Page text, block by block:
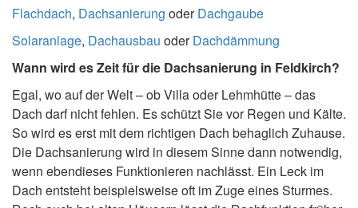
Flachdach, Dachsanierung oderDachgaube
Solaranlage, Dachausbau oderDachdämmung
Wann wird es Zeit für die Dachsanierung in Feldkirch?
Egal, wo auf der Welt – ob Villa oder Lehmhütte – das
Dach darf nicht fehlen. Es schützt Sie vor Regen und Kälte.
So wird es erst mit dem richtigen Dach behaglich Zuhause.
Die Dachsanierung wird in diesem Sinne dann notwendig,
wenn ebendieses Funktionieren nachlässt. Ein Leck im
Dach entsteht beispielsweise oft im Zuge eines Sturmes.